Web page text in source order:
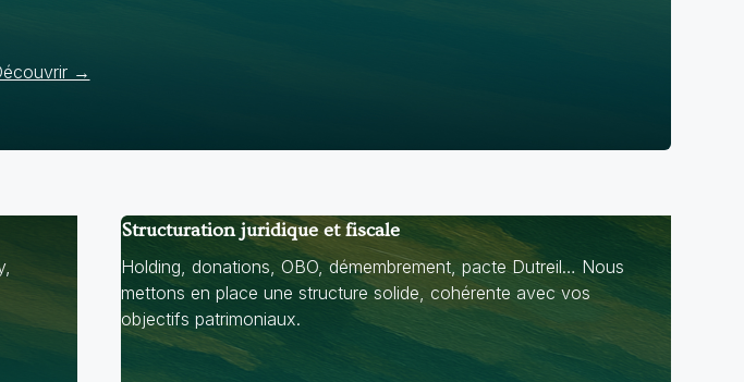
→
Structuration juridique et fiscale
Holding, donations, OBO, démembrement, pacte Dutreil… Nous
mettons en place une structure solide, cohérente avec vos
objectifs patrimoniaux.